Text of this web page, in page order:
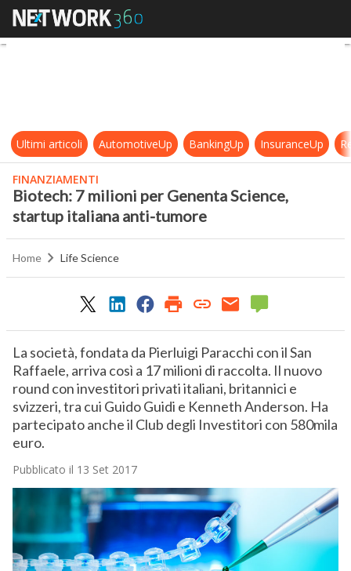
Biotech: 7 milioni per Genenta
Ultimi articoli AutomotiveUp BankingUp InsuranceUp
FINANZIAMENTI
Biotech: 7 milioni per Genenta Science,
startup italiana anti-tumore
Home Life Science
La società, fondata da Pierluigi Paracchi con il San
Raffaele, arriva così a 17 milioni di raccolta. Il nuovo
round con investitori privati italiani, britannici e
svizzeri, tra cui Guido Guidi e Kenneth Anderson. Ha
partecipato anche il Club degli Investitori con 580mila
euro.
Pubblicato il 13 Set 2017